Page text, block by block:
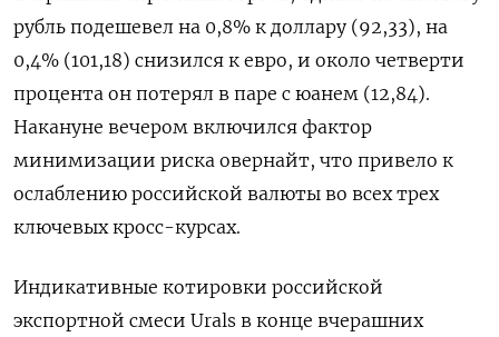
рубль подешевел на 0,8% к доллару (92,33), на
0,4% (101,18) снизился к евро, и около четверти
процента он потерял в паре с юанем (12,84).
Накануне вечером включился фактор
минимизации риска овернайт, что привело к
ослаблению российской валюты во всех трех
ключевых кросс-курсах.
Индикативные котировки российской
экспортной смеси Urals в конце вчерашних